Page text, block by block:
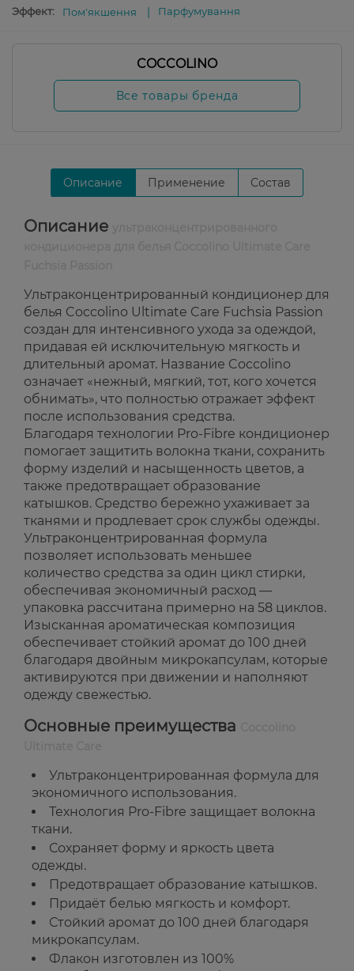
Эффект:
Пом'якшення Парфумування
COCCOLINO
Все товары бренда
Описание Применение Состав
Описание
Ультраконцентрированный кондиционер для
белья Coccolino Ultimate Care Fuchsia Passion
создан для интенсивного ухода за одеждой,
придавая ей исключительную мягкость и
длительный аромат. Название Coccolino
означает «нежный, мягкий, тот, кого хочется
обнимать», что полностью отражает эффект
после использования средства.
Благодаря технологии Pro-Fibre кондиционер
помогает защитить волокна ткани, сохранить
форму изделий и насыщенность цветов, а
также предотвращает образование
катышков. Средство бережно ухаживает за
тканями и продлевает срок службы одежды.
Ультраконцентрированная формула
позволяет использовать меньшее
количество средства за один цикл стирки,
обеспечивая экономичный расход —
упаковка рассчитана примерно на 58 циклов.
Изысканная ароматическая композиция
обеспечивает стойкий аромат до 100 дней
благодаря двойным микрокапсулам, которые
активируются при движении и наполняют
одежду свежестью.
Основные преимущества
Ультраконцентрированная формула для
экономичного использования.
Технология Pro-Fibre защищает волокна
ткани.
Сохраняет форму и яркость цвета
одежды.
Предотвращает образование катышков.
Придаёт белью мягкость и комфорт.
Стойкий аромат до 100 дней благодаря
микрокапсулам.
Флакон изготовлен из 100%